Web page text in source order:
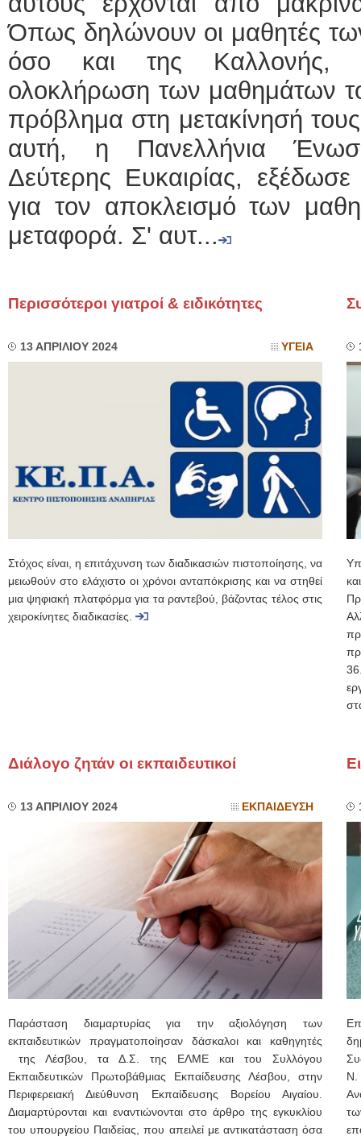
Όπως δηλώνουν οι μαθητές
όσο και της Καλλονής,
ολοκλήρωση των μαθημάτων
πρόβλημα στη μετακίνησή
αυτή, η Πανελλήνια
Δεύτερης Ευκαιρίας,
για τον αποκλεισμό των
μεταφορά. Σ' αυτ...
Περισσότεροι γιατροί & ειδικότητες
13 ΑΠΡΙΛΙΟΥ 2024 ΥΓΕΙΑ
Στόχος είναι, η επιτάχυνση των διαδικασιών πιστοποίησης, να
μειωθούν στο ελάχιστο οι χρόνοι ανταπόκρισης και να στηθεί
μια ψηφιακή πλατφόρμα για τα ραντεβού, βάζοντας τέλος στις
χειροκίνητες διαδικασίες.
Διάλογο ζητάν οι εκπαιδευτικοί
13 ΑΠΡΙΛΙΟΥ 2024 ΕΚΠΑΙΔΕΥΣΗ
Παράσταση διαμαρτυρίας για την αξιολόγηση των
εκπαιδευτικών πραγματοποίησαν δάσκαλοι και καθηγητές
της Λέσβου, τα Δ.Σ. της ΕΛΜΕ και του Συλλόγου
Εκπαιδευτικών Πρωτοβάθμιας Εκπαίδευσης Λέσβου, στην
Περιφερειακή Διεύθυνση Εκπαίδευσης Βορείου Αιγαίου.
Διαμαρτύρονται και εναντιώνονται στο άρθρο της εγκυκλίου
του υπουργείου Παιδείας, που απειλεί με αντικατάσταση όσα
Ν.